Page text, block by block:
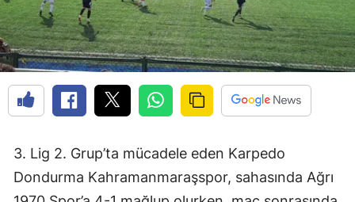
3. Lig 2. Grup’ta mücadele eden Karpedo
Dondurma Kahramanmaraşspor, sahasında Ağrı